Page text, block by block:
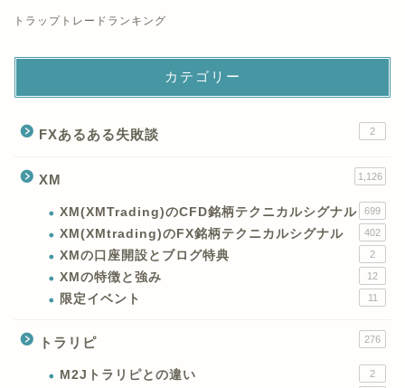
トラップトレードランキング
カテゴリー
FXあるある失敗談 2
XM 1,126
XM(XMTrading)のCFD銘柄テクニカルシグナル 699
XM(XMtrading)のFX銘柄テクニカルシグナル 402
XMの口座開設とブログ特典 2
XMの特徴と強み 12
限定イベント 11
トラリピ 276
M2Jトラリピとの違い 2